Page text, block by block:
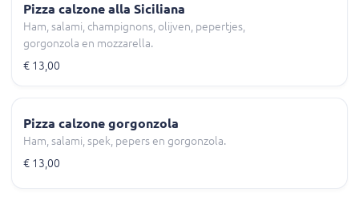
Pizza calzone alla Siciliana
Ham, salami, champignons, olijven, pepertjes,
gorgonzola en mozzarella.
€ 13,00
Pizza calzone gorgonzola
Ham, salami, spek, pepers en gorgonzola.
€ 13,00